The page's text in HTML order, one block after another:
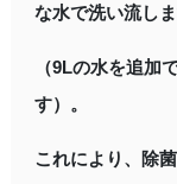
な水で洗い流し
（9Lの水を追加
す）。
これにより、除